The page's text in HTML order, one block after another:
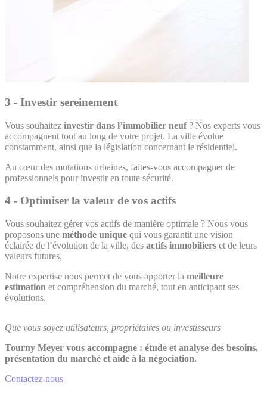
3 - Investir sereinement
Vous souhaitez investir dans l’immobilier neuf? Nos experts vous
accompagnent tout au long de votre projet. La ville évolue
constamment, ainsi que la législation concernant le résidentiel.
Au cœur des mutations urbaines, faites-vous accompagner de
professionnels pour investir en toute sécurité.
4 - Optimiser la valeur de vos actifs
Vous souhaitez gérer vos actifs de manière optimale ? Nous vous
proposons une méthode unique qui vous garantit une vision
éclairée de l’évolution de la ville, des actifs immobiliers et de leurs
valeurs futures.
Notre expertise nous permet de vous apporter la meilleure
estimation et compréhension du marché, tout en anticipant ses
évolutions.
Que vous soyez utilisateurs, propriétaires ou investisseurs
Tourny Meyer vous accompagne : étude et analyse des besoins,
présentation du marché et aide à la négociation.
Contactez-nous